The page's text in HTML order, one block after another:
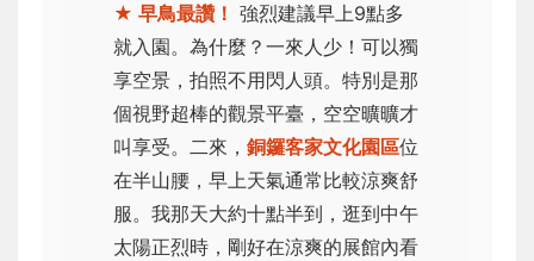
★ 早鳥最讚！ 強烈建議早上9點多
就入園。為什麼？一來人少！可以獨
享空景，拍照不用閃人頭。特別是那
個視野超棒的觀景平臺，空空曠曠才
叫享受。二來， 銅鑼客家文化園區位
在半山腰，早上天氣通常比較涼爽舒
服。我那天大約十點半到，逛到中午
太陽正烈時，剛好在涼爽的展館內看